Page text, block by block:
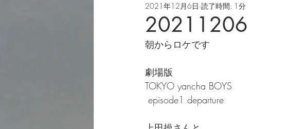
20211206
2021年12月6日 読了時間: 1分
朝からロケです
劇場版
TOKYO yancha BOYS
episode1 departure